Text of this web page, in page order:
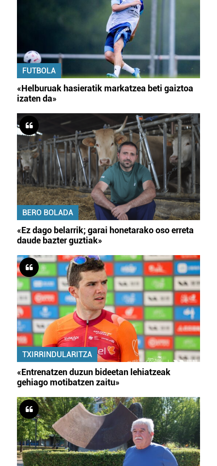
FUTBOLA
«Helburuak hasieratik markatzea beti gaiztoa
izaten da»
BERO BOLADA
«Ez dago belarrik; garai honetarako oso erreta
daude bazter guztiak»
TXIRRINDULARITZA
«Entrenatzen duzun bideetan lehiatzeak
gehiago motibatzen zaitu»